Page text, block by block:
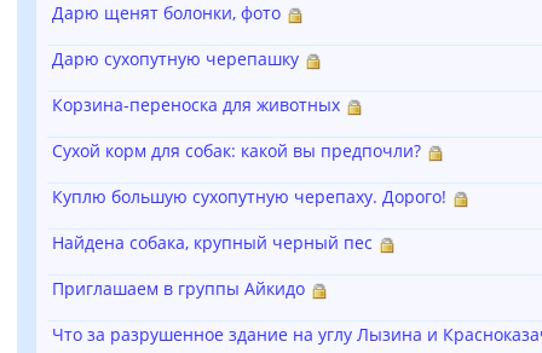
Дарю щенят болонки, фото
Дарю сухопутную черепашку
Корзина-переноска для животных
Сухой корм для собак: какой вы предпочли?
Куплю большую сухопутную черепаху. Дорого!
Найдена собака, крупный черный пес
Приглашаем в группы Айкидо
Что за разрушенное здание на углу Лызина и